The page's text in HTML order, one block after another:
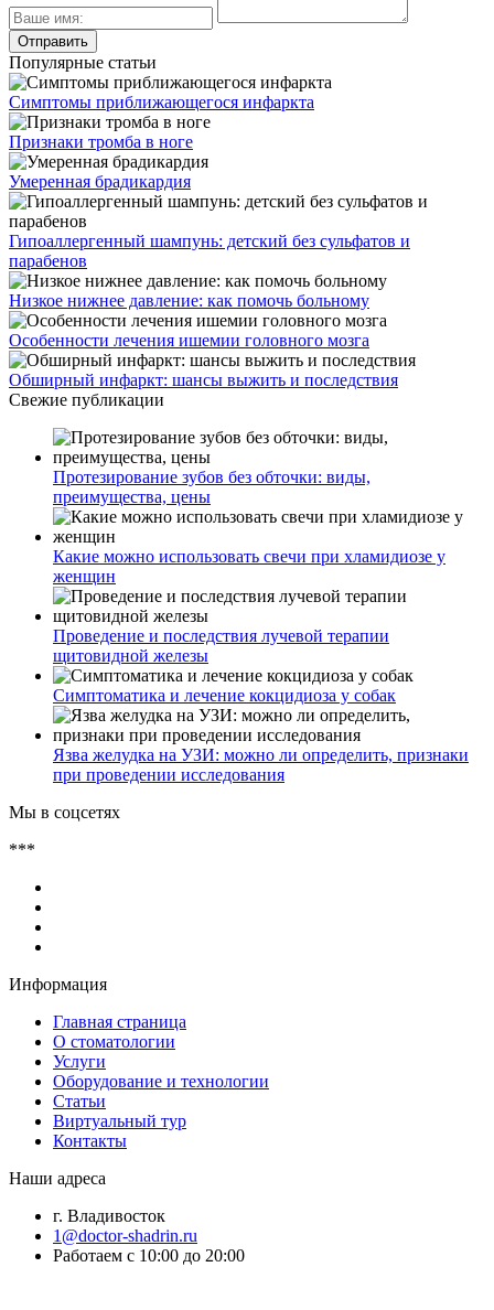
Популярные статьи
Симптомы приближающегося инфаркта
Признаки тромба в ноге
Умеренная брадикардия
Гипоаллергенный шампунь: детский без сульфатов и
парабенов
Низкое нижнее давление: как помочь больному
Особенности лечения ишемии головного мозга
Обширный инфаркт: шансы выжить и последствия
Свежие публикации
Протезирование зубов без обточки: виды,
преимущества, цены
Какие можно использовать свечи при хламидиозе у
женщин
Проведение и последствия лучевой терапии
щитовидной железы
Симптоматика и лечение кокцидиоза у собак
Язва желудка на УЗИ: можно ли определить, признаки
при проведении исследования
Мы в соцсетях
***
Информация
Главная страница
О стоматологии
Услуги
Оборудование и технологии
Статьи
Виртуальный тур
Контакты
Наши адреса
г. Владивосток
1@doctor-shadrin.ru
Работаем с 10:00 до 20:00